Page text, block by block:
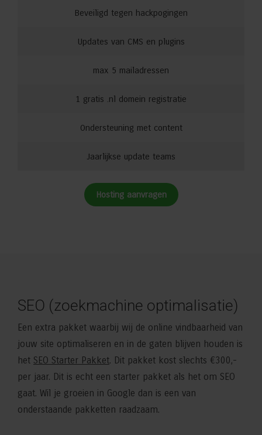
Beveiligd tegen hackpogingen
Updates van CMS en plugins
max 5 mailadressen
1 gratis .nl domein registratie
Ondersteuning met content
Jaarlijkse update teams
Hosting aanvragen
SEO (zoekmachine optimalisatie)
Een extra pakket waarbij wij de online vindbaarheid van
jouw site optimaliseren en in de gaten blijven houden is
het SEO Starter Pakket. Dit pakket kost slechts €300,-
per jaar. Dit is echt een starter pakket als het om SEO
gaat. Wil je groeien in Google dan is een van
onderstaande pakketten raadzaam.